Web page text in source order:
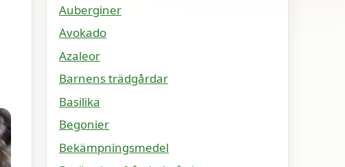
Auberginer
Avokado
Azaleor
Barnens trädgårdar
Basilika
Begonier
Bekämpningsmedel